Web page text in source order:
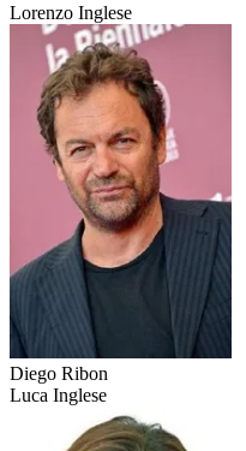
Lorenzo Inglese
Diego Ribon
Luca Inglese